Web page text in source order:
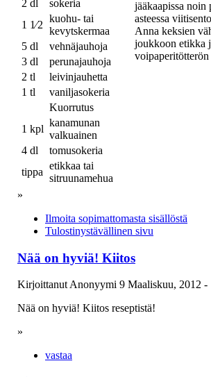
2 dl
sokeria
1 1⁄2
kuohu- tai
kevytskermaa
5 dl
vehnäjauhoja
3 dl
perunajauhoja
2 tl
leivinjauhetta
1 tl
vaniljasokeria
Kuorrutus
1 kpl
kanamunan
valkuainen
4 dl
tomusokeria
tippa
etikkaa tai
sitruunamehua
jääkaapissa
asteessa
Anna keksien
joukkoon etikka
voipaperitötterön
»
Ilmoita sopimattomasta sisällöstä
Tulostinystävällinen sivu
Nää on hyviä! Kiitos
Kirjoittanut Anonyymi 9 Maaliskuu, 2012 -
Nää on hyviä! Kiitos reseptistä!
»
vastaa